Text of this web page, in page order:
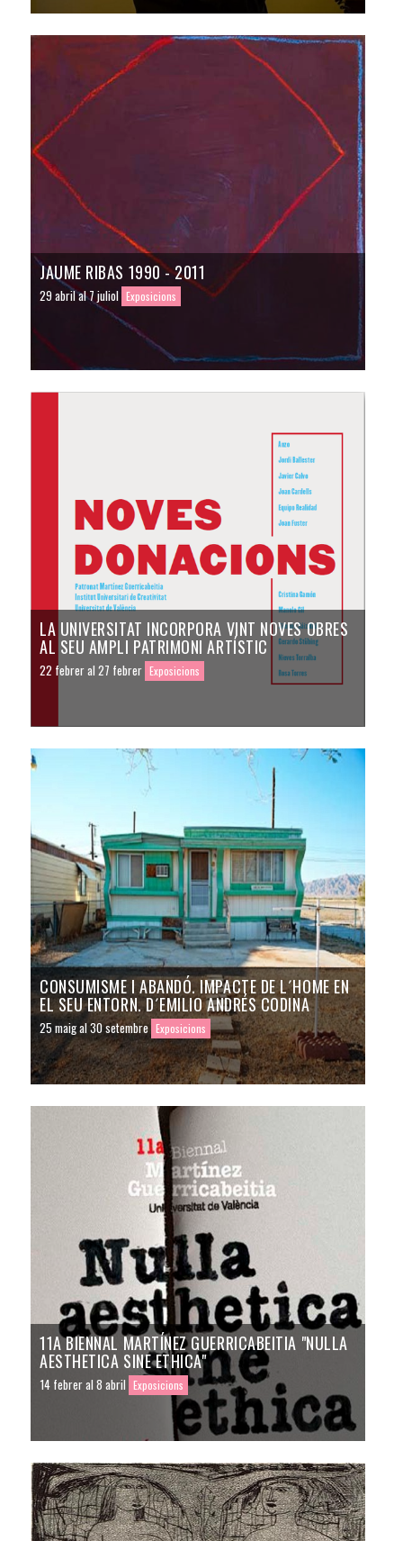
JAUME RIBAS 1990 - 2011
29 abril al 7 juliol Exposicions
LA UNIVERSITAT INCORPORA VINT NOVES OBRES
AL SEU AMPLI PATRIMONI ARTÍSTIC
22 febrer al 27 febrer Exposicions
CONSUMISME I ABANDÓ. IMPACTE DE L´HOME EN
EL SEU ENTORN. D´EMILIO ANDRÉS CODINA
25 maig al 30 setembre Exposicions
11A BIENNAL MARTÍNEZ GUERRICABEITIA "NULLA
AESTHETICA SINE ETHICA"
14 febrer al 8 abril Exposicions